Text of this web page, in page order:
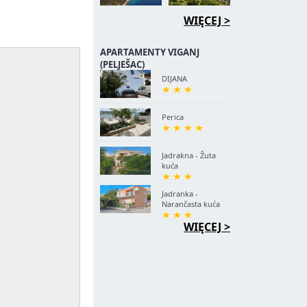
WIĘCEJ >
APARTAMENTY VIGANJ
(PELJEŠAC)
DIJANA
Perica
Jadrakna - Žuta
kuća
Jadranka -
Narančasta kuća
WIĘCEJ >